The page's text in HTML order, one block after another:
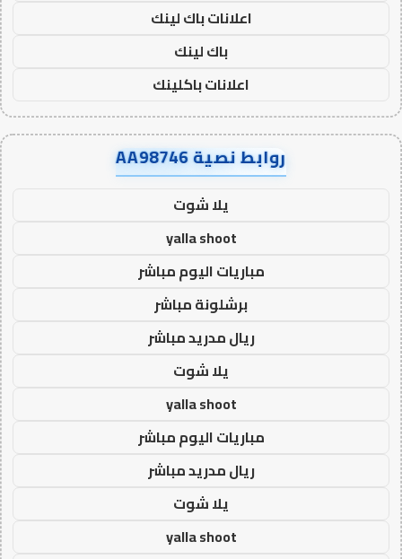
اعلانات باك لينك
باك لينك
اعلانات باكلينك
روابط نصية AA98746
يلا شوت
yalla shoot
مباريات اليوم مباشر
برشلونة مباشر
ريال مدريد مباشر
يلا شوت
yalla shoot
مباريات اليوم مباشر
ريال مدريد مباشر
يلا شوت
yalla shoot